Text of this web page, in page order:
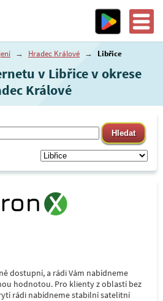
→ Hradec Králové → Libřice
v Libřice v okrese
Králové
dostupní, a rádi Vám nabídneme
hodnotou. Pro klienty z oblastí bez
rádi nabídneme stabilní satelitní